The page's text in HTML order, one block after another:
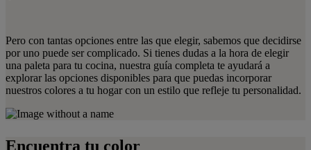
Pero con tantas opciones entre las que elegir, sabemos que decidirse
por uno puede ser complicado. Si tienes dudas a la hora de elegir
una paleta para tu cocina, nuestra guía completa te ayudará a
explorar las opciones disponibles para que puedas incorporar
nuestros colores a tu hogar con un estilo que refleje tu personalidad.
Encuentra tu color